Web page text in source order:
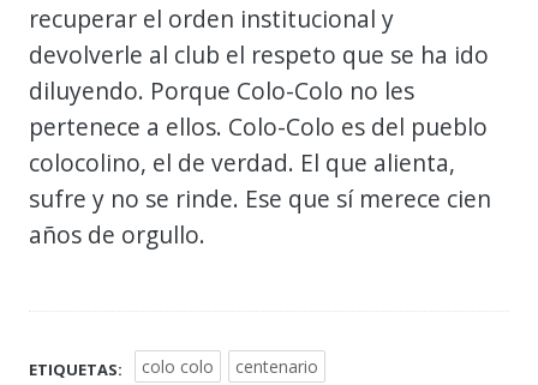
recuperar el orden institucional y
devolverle al club el respeto que se ha ido
diluyendo. Porque Colo-Colo no les
pertenece a ellos. Colo-Colo es del pueblo
colocolino, el de verdad. El que alienta,
sufre y no se rinde. Ese que sí merece cien
años de orgullo.
ETIQUETAS: colo colo centenario